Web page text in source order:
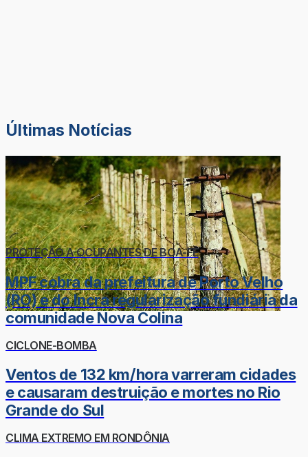
Últimas Notícias
PROTEÇÃO A OCUPANTES DE BOA-FÉ
MPF cobra da prefeitura de Porto Velho
(RO) e do Incra regularização fundiária da
comunidade Nova Colina
CICLONE-BOMBA
Ventos de 132 km/hora varreram cidades
e causaram destruição e mortes no Rio
Grande do Sul
CLIMA EXTREMO EM RONDÔNIA